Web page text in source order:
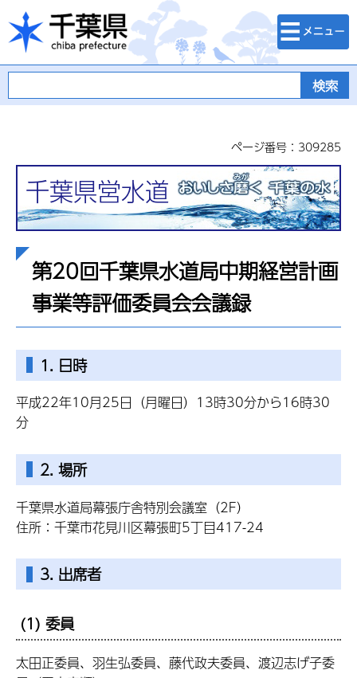
千葉県
検索・メニュ
ー
ページ番号：309285
千葉県営水道
第20回千葉県水道局中期経営計画
事業等評価委員会会議録
1. 日時
平成22年10月25日（月曜日）13時30分から16時30
分
2. 場所
千葉県水道局幕張庁舎特別会議室（2F）
住所：千葉市花見川区幕張町5丁目417-24
3. 出席者
(1) 委員
太田正委員、羽生弘委員、藤代政夫委員、渡辺志げ子委